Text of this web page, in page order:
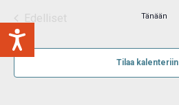
päivä.Edelliset
Tänään
Tilaa kalenteriin